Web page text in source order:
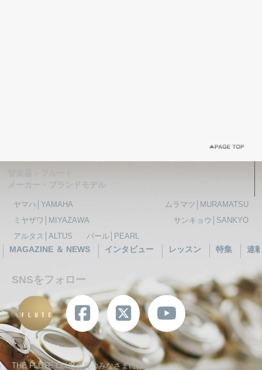
ヤマハ│YAMAHA
ムラマツ│MURAMATSU
ミヤザワ│MIYAZAWA
サンキョウ│SANKYO
アルタス│ALTUS
パール│PEARL
MAGAZINE ＆ NEWS インタビュー レッスン 特集 連
SNSをフォロー
THE FLUTE CLUB会員のみなさまには、